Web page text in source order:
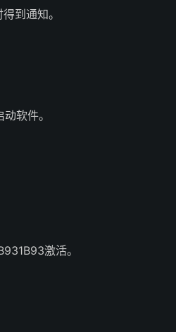
到通知。
软件。
激活。